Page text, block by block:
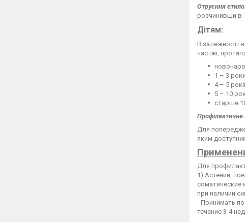
Отруєння
розчинивши в
Дітям:
В залежності
час їжі,
1 – 3
4 – 5
5 – 10
старше
Профілактичне
Для
яким
Для
1) Астении,
при наличии
- Принимать
течение 3-4